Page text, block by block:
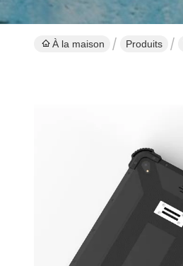
À la maison Produits